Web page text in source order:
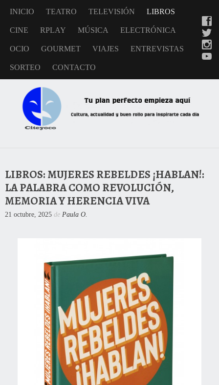
INICIO TEATRO TELEVISIÓN LIBROS
CINE RPLAY MÚSICA ELECTRÓNICA
OCIO GOURMET VIAJES ENTREVISTAS
SORTEO CONTACTO
LIBROS: MUJERES REBELDES ¡HABLAN!:
LA PALABRA COMO REVOLUCIÓN,
MEMORIA Y HERENCIA VIVA
21 octubre, 2025 de Paula O.